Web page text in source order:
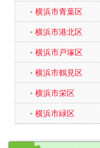
横浜市青葉区
横浜市港北区
横浜市戸塚区
横浜市鶴見区
横浜市栄区
横浜市緑区